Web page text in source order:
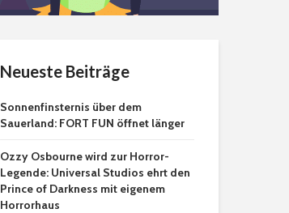
Neueste Beiträge
Sonnenfinsternis über dem
Sauerland: FORT FUN öffnet länger
Ozzy Osbourne wird zur Horror-
Legende: Universal Studios ehrt den
Prince of Darkness mit eigenem
Horrorhaus